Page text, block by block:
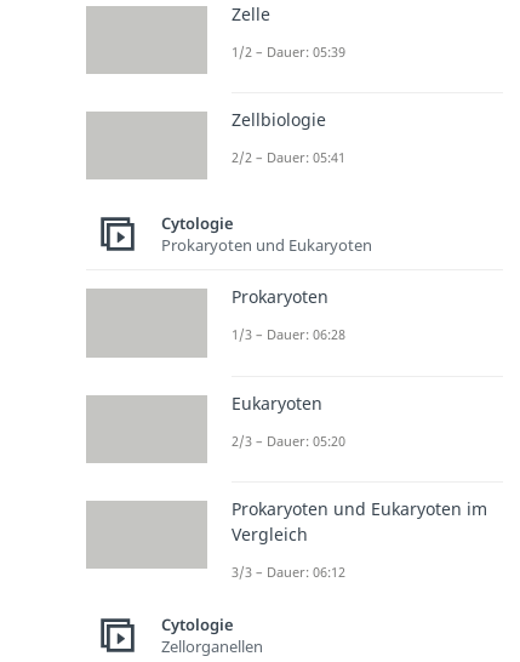
Zelle
1/2 – Dauer: 05:39
Zellbiologie
2/2 – Dauer: 05:41
Cytologie
Prokaryoten und Eukaryoten
Prokaryoten
1/3 – Dauer: 06:28
Eukaryoten
2/3 – Dauer: 05:20
Prokaryoten und Eukaryoten im
Vergleich
3/3 – Dauer: 06:12
Cytologie
Zellorganellen